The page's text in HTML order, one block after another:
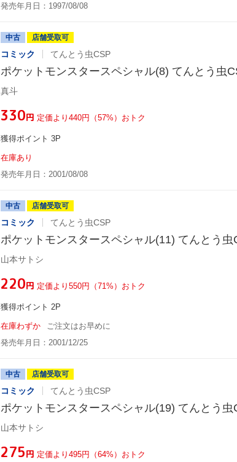
発売年月日：1997/08/08
中古 店舗受取可
コミック てんとう虫CSP
ポケットモンスタースペシャル(8) てんとう虫
真斗
¥330円 定価より440円（57%）おトク
獲得ポイント 3P
在庫あり
発売年月日：2001/08/08
中古 店舗受取可
コミック てんとう虫CSP
ポケットモンスタースペシャル(11) てんとう虫
山本サトシ
¥220円 定価より550円（71%）おトク
獲得ポイント 2P
在庫わずか
ご注文はお早めに
発売年月日：2001/12/25
中古 店舗受取可
コミック てんとう虫CSP
ポケットモンスタースペシャル(19) てんとう虫
山本サトシ
¥275円 定価より495円（64%）おトク